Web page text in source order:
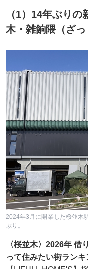
（1）14年ぶり
木・雑餉隈（ざっ
2024年3月に開業した桜並木
ぶり。
〈桜並木〉2026年 借
って住みたい街ラン